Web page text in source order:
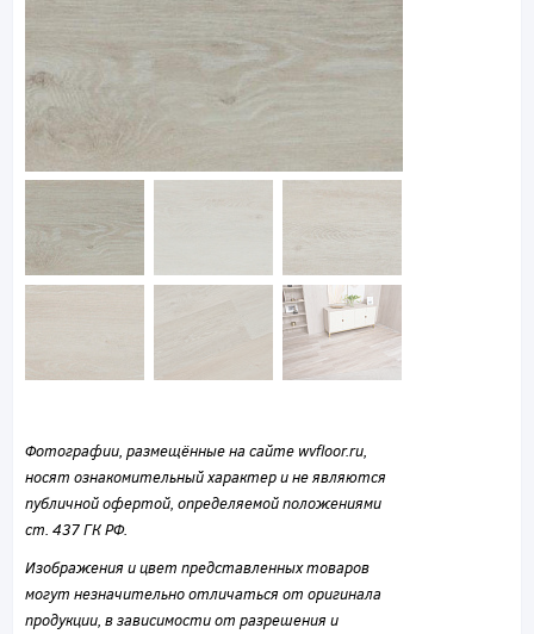
Фотографии, размещённые на сайте wvfloor.ru,
носят ознакомительный характер и не являются
публичной офертой, определяемой положениями
ст. 437 ГК РФ.
Изображения и цвет представленных товаров
могут незначительно отличаться от оригинала
продукции, в зависимости от разрешения и